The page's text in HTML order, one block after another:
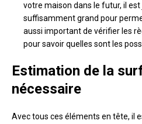
votre maison dans le futur, il
suffisamment grand pour
aussi important de vérifier les
pour savoir quelles sont les
Estimation de la
nécessaire
Avec tous ces éléments en tête, il